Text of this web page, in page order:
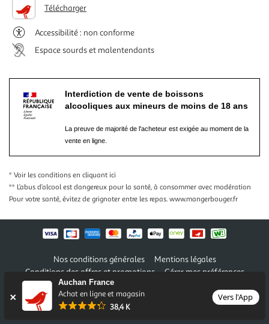
Auchan France
Achat en ligne et magasin
38,4 K
Vers l'App
Télécharger
Accessibilité : non conforme
Espace sourds et malentendants
Interdiction de vente de boissons
alcooliques aux mineurs de moins de 18 ans
La preuve de majorité de l'acheteur est exigée au moment de la
vente en ligne.
* Voir les conditions en cliquant ici
** L’abus d’alcool est dangereux pour la santé, à consommer avec modération
Pour votre santé, évitez de grignoter entre les repas. www.mangerbouger.fr
Nos conditions générales
Mentions légales
Conditions des offres et promotions
Gérer mes préférences
Politique de confidentialité
Auchan 2026 © Tous droits réservés